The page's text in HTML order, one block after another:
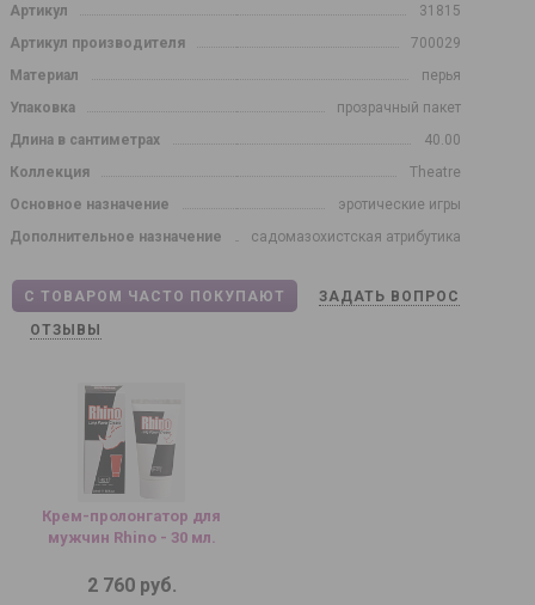
Артикул
31815
Артикул производителя
700029
Материал
перья
Упаковка
прозрачный пакет
Длина в сантиметрах
40.00
Коллекция
Theatre
Основное назначение
эротические игры
Дополнительное назначение
садомазохистская атрибутика
С ТОВАРОМ ЧАСТО ПОКУПАЮТ
ЗАДАТЬ ВОПРОС
ОТЗЫВЫ
Крем-пролонгатор для
мужчин Rhino - 30 мл.
2 760 руб.